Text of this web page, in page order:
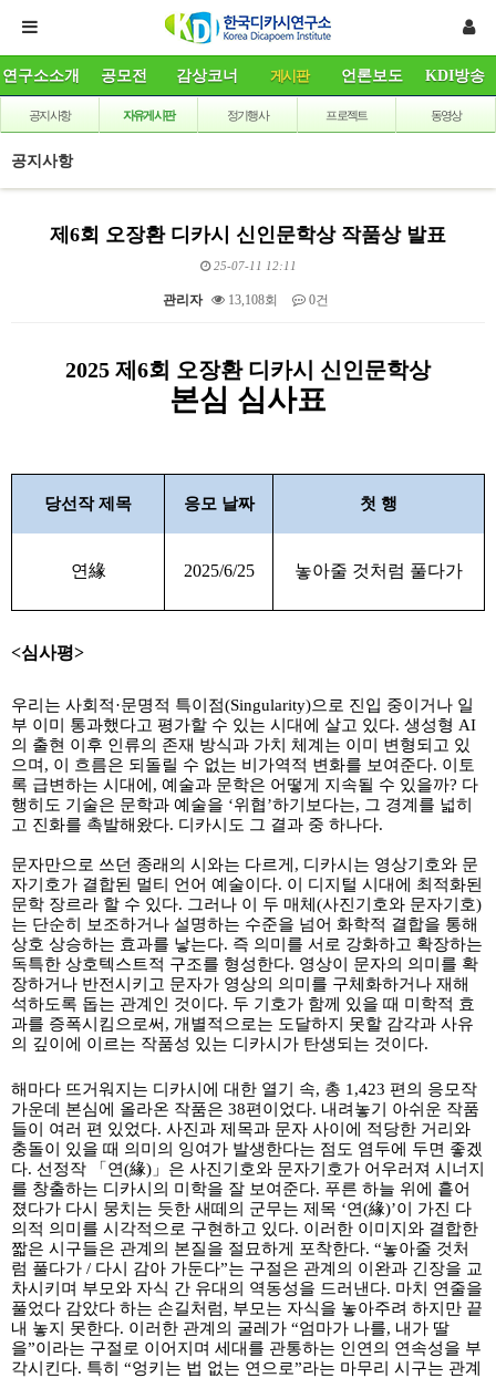
연구소소개 공모전 감상코너 게시판 언론보도 KDI방송
공지사항 자유게시판 정기행사 프로젝트 동영상
공지사항
제6회 오장환 디카시 신인문학상 작품상 발표
25-07-11 12:11
관리자 13,108회 0건
2025 제 6회 오장환 디카시 신인문학상
본심 심사표
당선작 제목 응모 날짜 첫 행
연緣 2025/6/25 놓아줄 것처럼 풀다가
<심사평>
우리는 사회적·문명적 특이점(Singularity)으로 진입 중이거나 일
부 이미 통과했다고 평가할 수 있는 시대에 살고 있다. 생성형 AI
의 출현 이후 인류의 존재 방식과 가치 체계는 이미 변형되고 있
으며 , 이 흐름은 되돌릴 수 없는 비가역적 변화를 보여준다. 이토
록 급변하는 시대에 , 예술과 문학은 어떻게 지속될 수 있을까? 다
행히도 기술은 문학과 예술을 ‘위협’하기보다는, 그 경계를 넓히
고 진화를 촉발해왔다. 디카시도 그 결과 중 하나다.
문자만으로 쓰던 종래의 시와는 다르게 , 디카시는 영상기호와 문
자기호가 결합된 멀티 언어 예술이다. 이 디지털 시대에 최적화된
문학 장르라 할 수 있다. 그러나 이 두 매체 (사진기호와 문자기호)
는 단순히 보조하거나 설명하는 수준을 넘어 화학적 결합을 통해
상호 상승하는 효과를 낳는다. 즉 의미를 서로 강화하고 확장하는
독특한 상호텍스트적 구조를 형성한다. 영상이 문자의 의미를 확
장하거나 반전시키고 문자가 영상의 의미를 구체화하거나 재해
석하도록 돕는 관계인 것이다. 두 기호가 함께 있을 때 미학적 효
과를 증폭시킴으로써 , 개별적으로는 도달하지 못할 감각과 사유
의 깊이에 이르는 작품성 있는 디카시가 탄생되는 것이다.
해마다 뜨거워지는 디카시에 대한 열기 속, 총 1,423 편의 응모작
가운데 본심에 올라온 작품은 38편이었다. 내려놓기 아쉬운 작품
들이 여러 편 있었다. 사진과 제목과 문자 사이에 적당한 거리와
충돌이 있을 때 의미의 잉여가 발생한다는 점도 염두에 두면 좋겠
다. 선정작 「 연(緣) 」 은 사진기호와 문자기호가 어우러져 시너지
를 창출하는 디카시의 미학을 잘 보여준다. 푸른 하늘 위에 흩어
졌다가 다시 뭉치는 듯한 새떼의 군무는 제목 ‘연(緣)’이 가진 다
의적 의미를 시각적으로 구현하고 있다. 이러한 이미지와 결합한
짧은 시구들은 관계의 본질을 절묘하게 포착한다. “놓아줄 것처
럼 풀다가 / 다시 감아 가둔다”는 구절은 관계의 이완과 긴장을 교
차시키며 부모와 자식 간 유대의 역동성을 드러낸다. 마치 연줄을
풀었다 감았다 하는 손길처럼, 부모는 자식을 놓아주려 하지만 끝
내 놓지 못한다. 이러한 관계의 굴레가 “엄마가 나를, 내가 딸
을”이라는 구절로 이어지며 세대를 관통하는 인연의 연속성을 부
각시킨다. 특히 “엉키는 법 없는 연으로”라는 마무리 시구는 관계